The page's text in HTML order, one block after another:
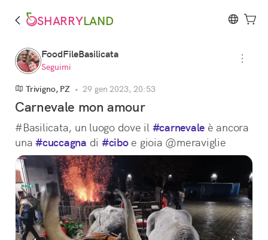
SHARRYLAND
FoodFileBasilicata
Seguimi
Trivigno, PZ •29 gen 2023, 20:53
Carnevale mon amour
#Basilicata, un luogo dove il #carnevale è ancora
una #cuccagna di #cibo e gioia @meraviglie